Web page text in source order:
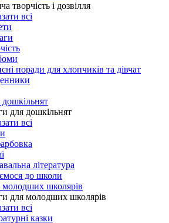
творчість і дозвілля
всі
поради для хлопчиків та дівчат
для дошкільнят
всі
література
до школи
школярів
для молодших школярів
всі
казки